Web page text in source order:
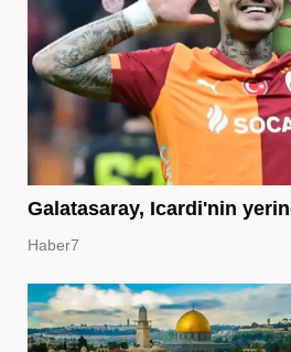
Galatasaray, Icardi'nin
Haber7